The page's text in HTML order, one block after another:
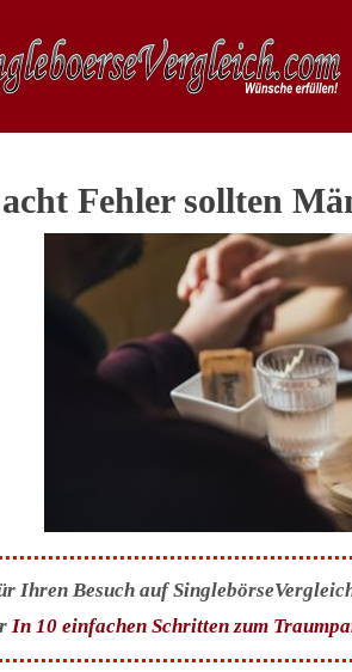
Fehler sollten
Ihren Besuch auf
In 10 einfachen Schritten zum